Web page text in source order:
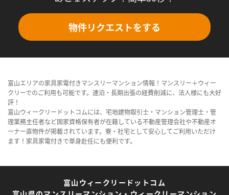
物件リクエストをする
富山エリアの家具家電付きマンスリーマンション情報！マンスリー＋ウィー
クリーでのご利用も可能です。連泊・長期出張の経費削減に、法人様にも大好
評！
富山ウィークリードットコムには、宅地建物取引士・マンション管理士・管
理業務主任者など国家資格保有者が在籍している不動産管理会社や不動産オ
ーナー直物件が掲載されています。寮・社宅として安心してご利用いただけ
ます！家具家電付きで単身赴任にも便利です。
富山ウィークリードットコム